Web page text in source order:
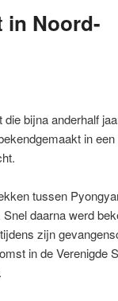
in Noord-
bijna anderhalf
in
tussen
daarna werd
zijn
in de Verenigde